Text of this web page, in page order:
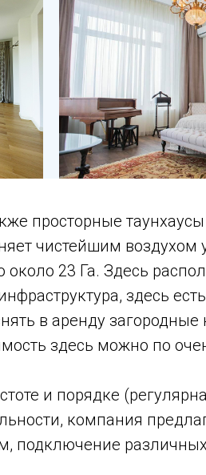
просторные
чистейшим
23 Га. Здесь
здесь
в аренду
здесь можно по
и порядке
компания
подключение